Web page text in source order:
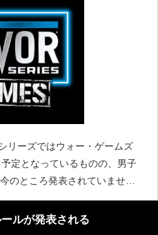
リーズではウォー・ゲームズ
定となっているものの、男子
のところ発表されていませ
在の計画ではローマン・レイン
ロ・シコア対ドリ
ルが発表される